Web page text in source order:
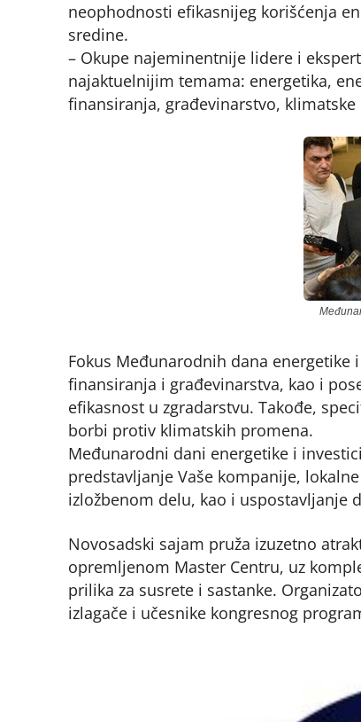
neophodnosti efikasnijeg korišćenja
sredine.
– Okupe najeminentnije lidere i
najaktuelnijim temama: energetika,
finansiranja, građevinarstvo, klimatske
Fokus Međunarodnih dana
finansiranja i građevinarstva, kao i
efikasnost u zgradarstvu. Takođe,
borbi protiv klimatskih promena.
Međunarodni dani energetike i
predstavljanje Vaše kompanije,
izložbenom delu, kao i uspostavljanje
Novosadski sajam pruža izuzetno
opremljenom Master Centru, uz
prilika za susrete i sastanke.
izlagače i učesnike kongresnog